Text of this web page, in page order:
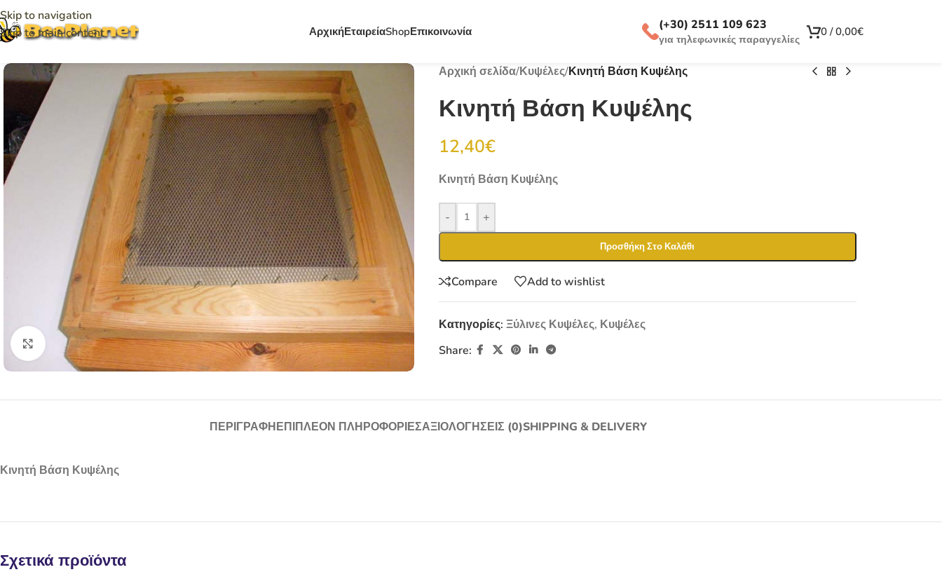
Skip to navigation
Skip to main content
ΑρχικήΕταιρείαShopΕπικοινωνία (+30) 2511 109 623
για τηλεφωνικές παραγγελίες
0 / 0,00€
Click to enlarge
Αρχική σελίδα/Κυψέλες/Κινητή Βάση Κυψέλης
Κινητή Βάση Κυψέλης
12,40€
Κινητή Βάση Κυψέλης
- +
Προσθήκη Στο Καλάθι
Compare Add to wishlist
Κατηγορίες: Ξύλινες Κυψέλες, Κυψέλες
Share:
ΠΕΡΙΓΡΑΦΉΕΠΙΠΛΈΟΝ ΠΛΗΡΟΦΟΡΊΕΣΑΞΙΟΛΟΓΉΣΕΙΣ (0)SHIPPING & DELIVERY
Κινητή Βάση Κυψέλης
Σχετικά προϊόντα